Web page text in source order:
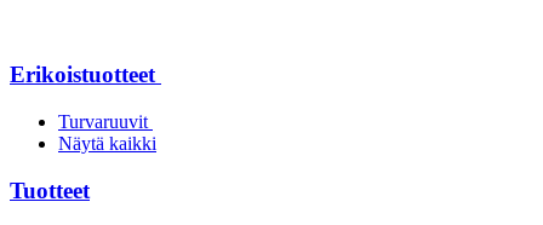
Erikoistuotteet
Turvaruuvit
Näytä kaikki
Tuotteet